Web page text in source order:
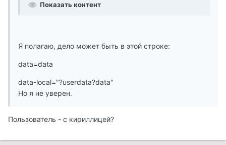
Показать контент
Я полагаю, дело может быть в этой строке:
data=data
data-local="?userdata?data"
Но я не уверен.
Пользователь - с кириллицей?